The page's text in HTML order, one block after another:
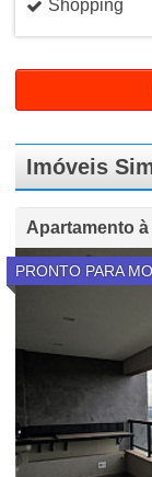
Shopping
Imóveis
Apartamento
PRONTO PARA